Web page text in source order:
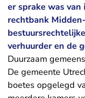
er sprake was
rechtbank
verhuurder en de
Duurzaam
De gemeente
boetes opgelegd